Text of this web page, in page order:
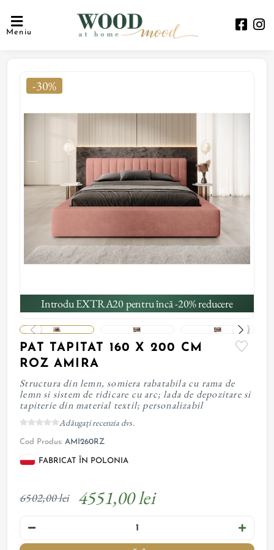
Meniu
-30%
Introdu EXTRA20 pentru încă -20% reducere
PAT TAPITAT 160 X 200 CM
ROZ AMIRA
Structura din lemn, somiera rabatabila cu rama de
lemn si sistem de ridicare cu arc; lada de depozitare si
tapiterie din material textil; personalizabil
Adăugați recenzia dvs.
Cod Produs: AMI260RZ
FABRICAT ÎN POLONIA
6502,00 lei 4551,00 lei